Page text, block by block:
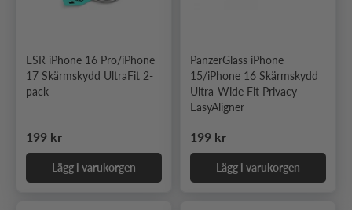
ESR iPhone 16 Pro/iPhone
17 Skärmskydd UltraFit 2-
pack
Ordinarie pris
199 kr
Lägg i varukorgen
PanzerGlass iPhone
15/iPhone 16 Skärmskydd
Ultra-Wide Fit Privacy
EasyAligner
Ordinarie pris
199 kr
Lägg i varukorgen